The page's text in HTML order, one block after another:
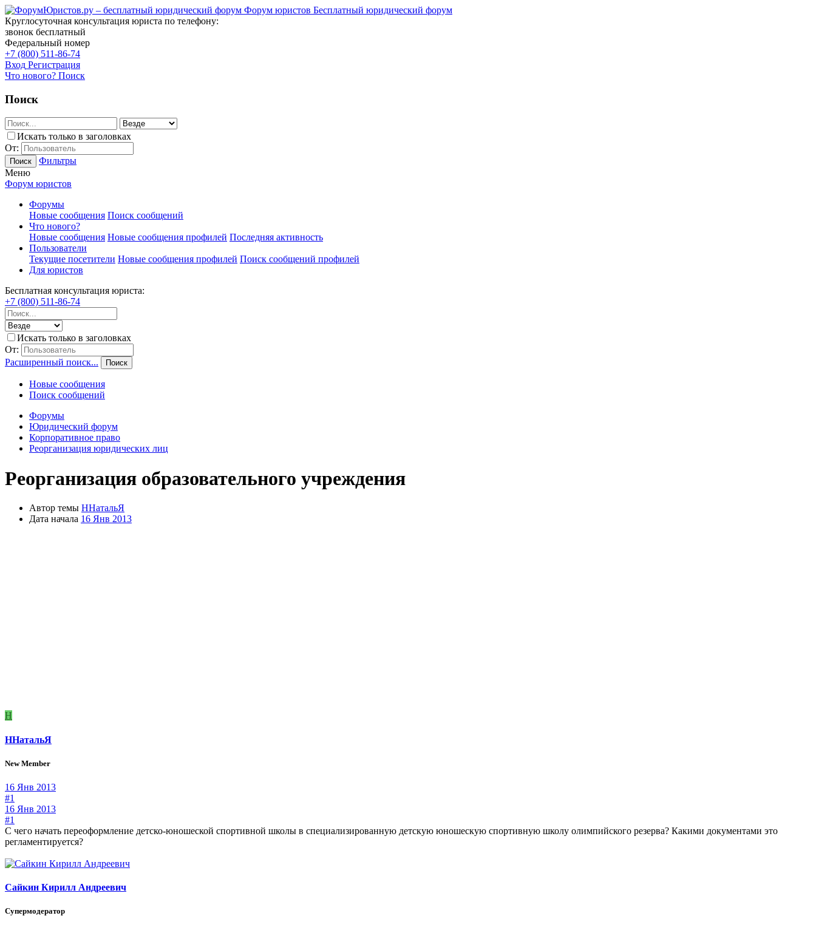
Форум юристов Бесплатный юридический форум
Круглосуточная консультация юриста по телефону:
звонок бесплатный
Федеральный номер
+7 (800) 511-86-74
Вход Регистрация
Что нового? Поиск
Поиск
Искать только в заголовках
От:
Поиск
Фильтры
Меню
Форум юристов
Форумы
Новые сообщения Поиск сообщений
Что нового?
Новые сообщения Новые сообщения профилей Последняя активность
Пользователи
Текущие посетители Новые сообщения профилей Поиск сообщений профилей
Для юристов
Бесплатная консультация юриста:
+7 (800) 511-86-74
Искать только в заголовках
От:
Расширенный поиск...
Поиск
Новые сообщения
Поиск сообщений
Форумы
Юридический форум
Корпоративное право
Реорганизация юридических лиц
Реорганизация образовательного учреждения
Автор темы ННатальЯ
Дата начала 16 Янв 2013
Н
ННатальЯ
New Member
16 Янв 2013
#1
16 Янв 2013
#1
С чего начать переоформление детско-юношеской спортивной школы в специализированную детскую юношескую спортивную школу олимпийского резерва? Какими документами это
регламентируется?
Сайкин Кирилл Андреевич
Супермодератор